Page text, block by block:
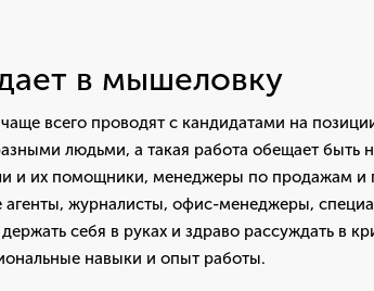
в мышеловку
всего проводят с кандидатами на
людьми, а такая работа обещает быть
и их помощники, менеджеры по продажам и
агенты, журналисты, офис-менеджеры,
себя в руках и здраво рассуждать в
навыки и опыт работы.